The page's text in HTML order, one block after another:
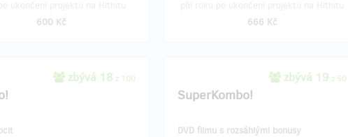
600 Kč
666 Kč
zbývá 18 z 100 zbývá 19 z 50
SuperKombo!
DVD filmu s rozsáhlými bonusy